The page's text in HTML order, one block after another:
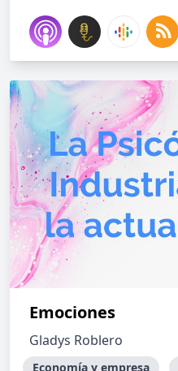
Emociones
Gladys Roblero
Economía y empresa